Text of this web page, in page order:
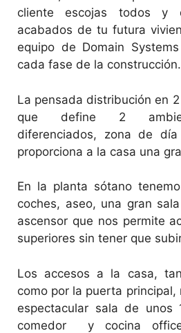
cliente escojas todos
acabados de tu futura
equipo de Domain
cada fase de la construcción.
La pensada distribución en
que define 2
diferenciados, zona de
proporciona a la casa una
En la planta sótano
coches, aseo, una gran
ascensor que nos permite
superiores sin tener que
Los accesos a la casa,
como por la puerta principal,
espectacular sala de unos
comedor y cocina